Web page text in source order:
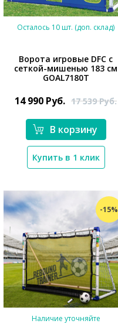
*}
Осталось 10 шт. (доп. склад)
Ворота игровые DFC с
сеткой-мишенью 183 см
GOAL7180T
14 990 Руб. 17 539Руб.
В корзину
Купить в 1 клик
-15%
Наличие уточняйте